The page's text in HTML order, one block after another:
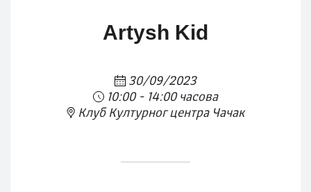
Artysh Kid
30/09/2023
10:00 - 14:00 часова
Клуб Културног центра Чачак